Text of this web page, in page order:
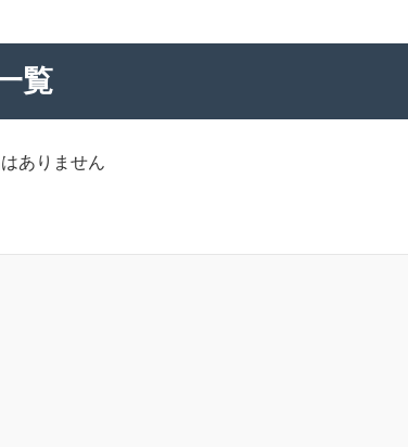
覧
ありません